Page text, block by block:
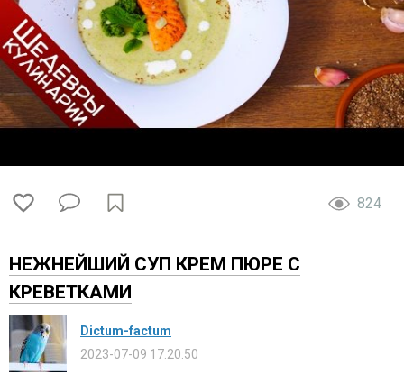
824
НЕЖНЕЙШИЙ СУП КРЕМ ПЮРЕ С
КРЕВЕТКАМИ
Dictum-factum
2023-07-09 17:20:50